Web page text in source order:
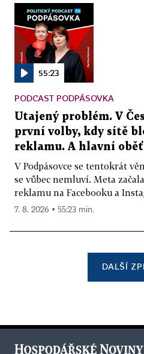
55:23
PODCAST PODPÁSOVKA
Utajený problém. V
první volby, kdy sítě
reklamu. A hlavní
V Podpásovce se tentokrát
se vůbec nemluví. Meta
reklamu na Facebooku a
7. 8. 2026 ▪ 55:23 min.
DALŠÍ